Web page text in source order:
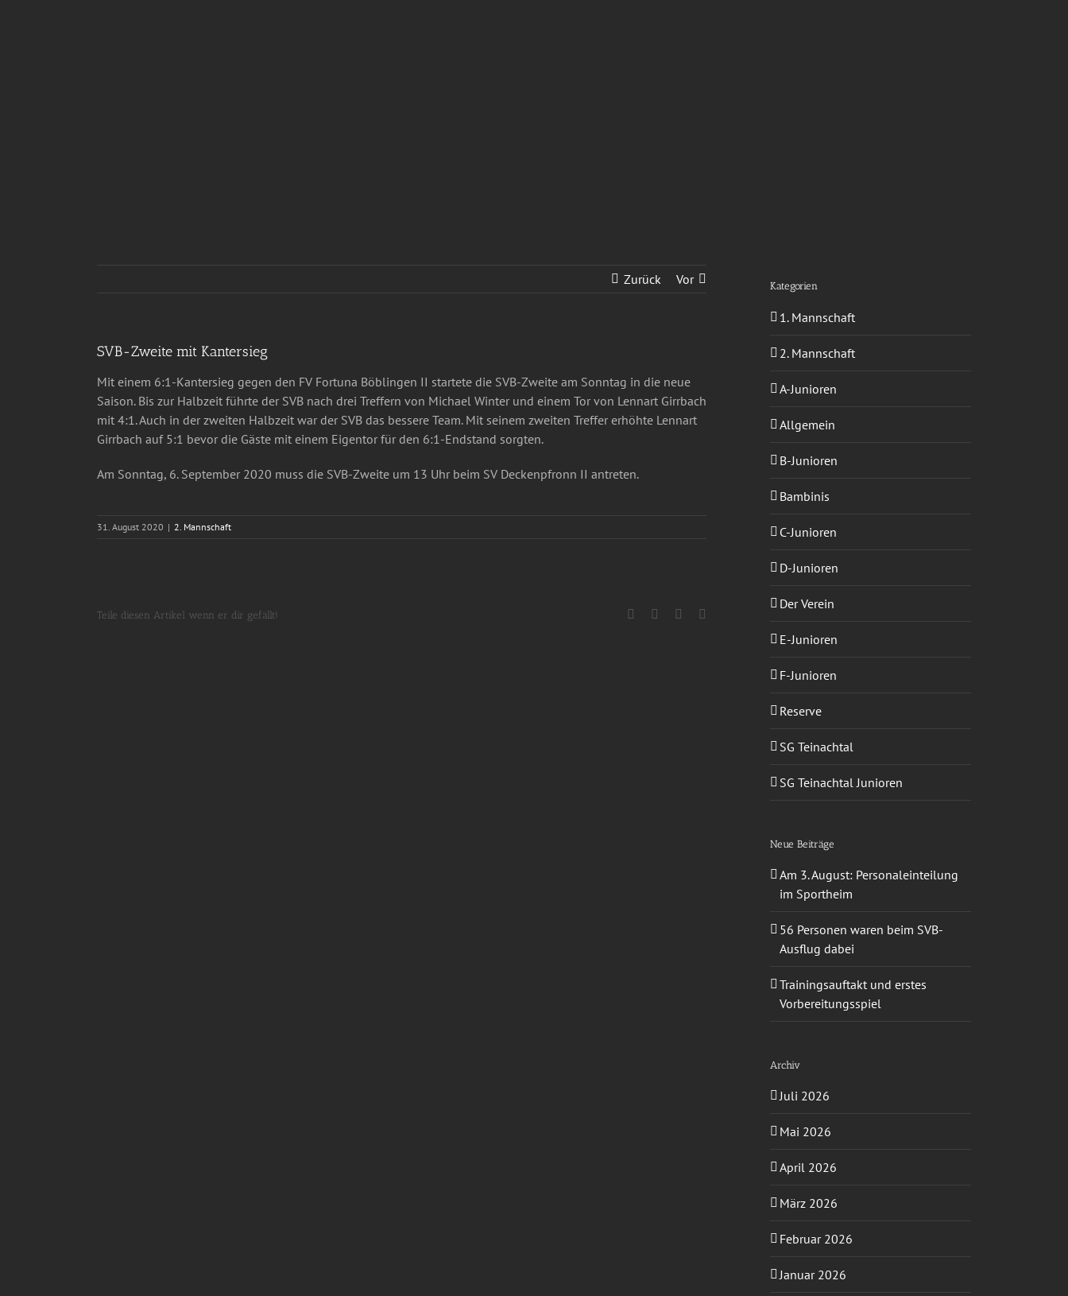
Zurück Vor
SVB-Zweite mit Kantersieg
Mit einem 6:1-Kantersieg gegen den FV Fortuna Böblingen II startete die SVB-Zweite am Sonntag in die neue
Saison. Bis zur Halbzeit führte der SVB nach drei Treffern von Michael Winter und einem Tor von Lennart Girrbach
mit 4:1. Auch in der zweiten Halbzeit war der SVB das bessere Team. Mit seinem zweiten Treffer erhöhte Lennart
Girrbach auf 5:1 bevor die Gäste mit einem Eigentor für den 6:1-Endstand sorgten.
Am Sonntag, 6. September 2020 muss die SVB-Zweite um 13 Uhr beim SV Deckenpfronn II antreten.
31. August 2020 | 2. Mannschaft
Teile diesen Artikel wenn er dir gefällt! Facebook WhatsApp
Kategorien
1. Mannschaft
2. Mannschaft
A-Junioren
Allgemein
B-Junioren
Bambinis
C-Junioren
D-Junioren
Der Verein
E-Junioren
F-Junioren
Reserve
SG Teinachtal
SG Teinachtal Junioren
Neue Beiträge
Am 3. August: Personaleinteilung
im Sportheim
56 Personen waren beim SVB-
Ausflug dabei
Trainingsauftakt und erstes
Vorbereitungsspiel
Archiv
Juli 2026
Mai 2026
April 2026
März 2026
Februar 2026
Januar 2026